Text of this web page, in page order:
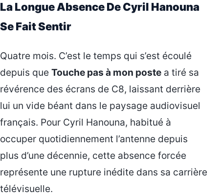
La Longue Absence De Cyril Hanouna
Se Fait Sentir
Quatre mois. C’est le temps qui s’est écoulé
depuis que Touche pas à mon poste a tiré sa
révérence des écrans de C8, laissant derrière
lui un vide béant dans le paysage audiovisuel
français. Pour Cyril Hanouna, habitué à
occuper quotidiennement l’antenne depuis
plus d’une décennie, cette absence forcée
représente une rupture inédite dans sa carrière
télévisuelle.